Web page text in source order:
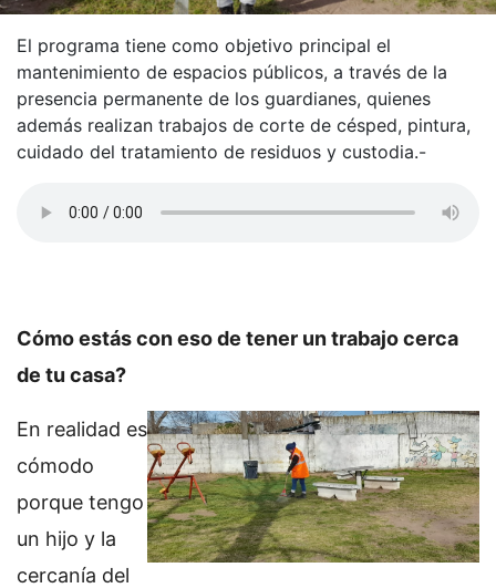
El programa tiene como objetivo principal el
mantenimiento de espacios públicos, a través de la
presencia permanente de los guardianes, quienes
además realizan trabajos de corte de césped, pintura,
cuidado del tratamiento de residuos y custodia.-
Cómo estás con eso de tener un trabajo cerca
de tu casa?
En realidad es
cómodo
porque tengo
un hijo y la
cercanía del